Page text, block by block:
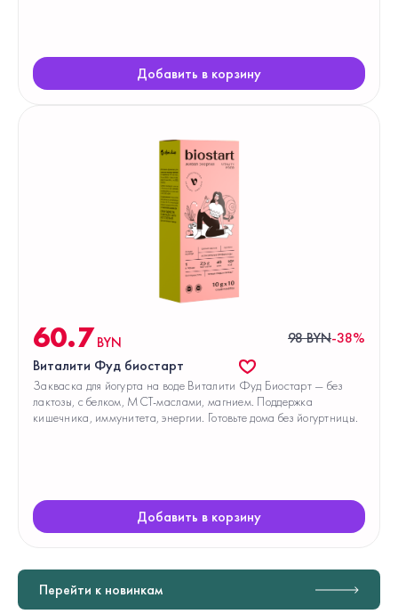
Добавить в корзину
60.7 BYN 98 BYN-38%
Виталити Фуд биостарт
Закваска для йогурта на воде Виталити Фуд Биостарт — без
лактозы, с белком, МСТ-маслами, магнием. Поддержка
кишечника, иммунитета, энергии. Готовьте дома без йогуртницы.
Добавить в корзину
Перейти к новинкам